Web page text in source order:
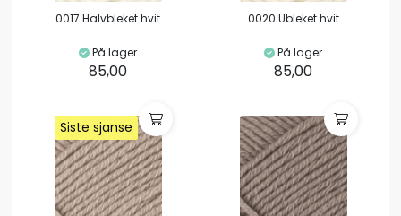
0017 Halvbleket hvit
På lager
85,00
0020 Ubleket hvit
På lager
85,00
Siste sjanse
Siste sjanse